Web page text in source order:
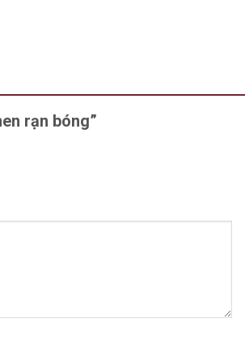
rạn bóng”